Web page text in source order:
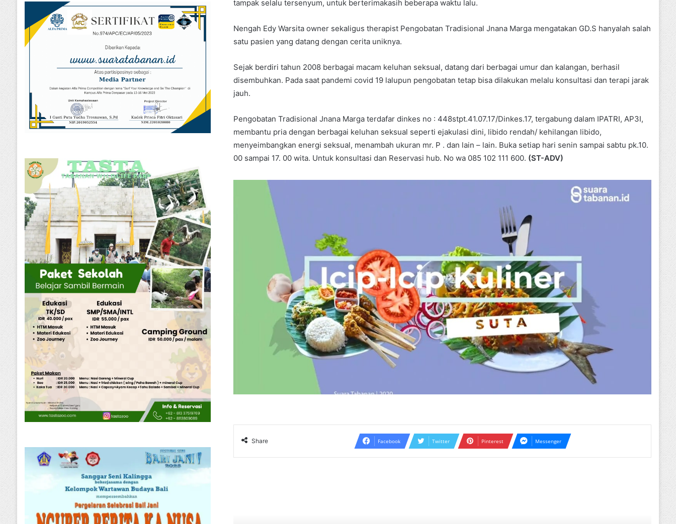
tampak selalu tersenyum, untuk berterimakasih beberapa waktu lalu.
Nengah Edy Warsita owner sekaligus therapist Pengobatan Tradisional Jnana Marga mengatakan GD.S hanyalah salah
satu pasien yang datang dengan cerita uniknya.
Sejak berdiri tahun 2008 berbagai macam keluhan seksual, datang dari berbagai umur dan kalangan, berhasil
disembuhkan. Pada saat pandemi covid 19 lalupun pengobatan tetap bisa dilakukan melalu konsultasi dan terapi jarak
jauh.
Pengobatan Tradisional Jnana Marga terdafar dinkes no : 448stpt.41.07.17/Dinkes.17, tergabung dalam IPATRI, AP3I,
membantu pria dengan berbagai keluhan seksual seperti ejakulasi dini, libido rendah/ kehilangan libido,
menyeimbangkan energi seksual, menambah ukuran mr. P . dan lain – lain. Buka setiap hari senin sampai sabtu pk.10.
00 sampai 17. 00 wita. Untuk konsultasi dan Reservasi hub. No wa 085 102 111 600. (ST-ADV)
Share Facebook Twitter Pinterest Messenger